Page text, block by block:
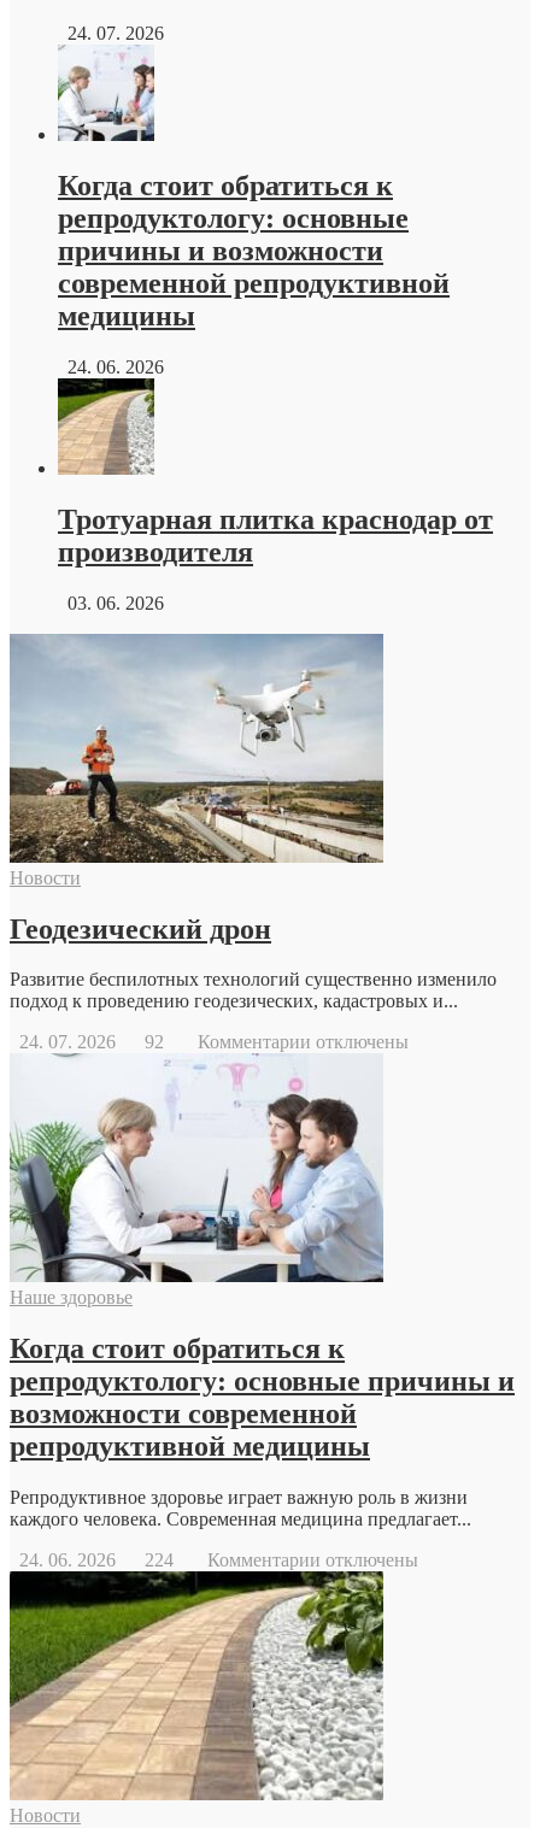
24. 07. 2026
Когда стоит обратиться к
репродуктологу: основные
причины и возможности
современной репродуктивной
медицины
24. 06. 2026
Тротуарная плитка краснодар от
производителя
03. 06. 2026
Новости
Геодезический дрон
Развитие беспилотных технологий существенно изменило
подход к проведению геодезических, кадастровых и...
24. 07. 2026
92 Комментарии к
дрон
отключены
Наше здоровье
Когда стоит обратиться к
репродуктологу: основные причины и
возможности современной
репродуктивной медицины
Репродуктивное здоровье играет важную роль в жизни
каждого человека. Современная медицина предлагает...
24. 06. 2026
224 Комментарии к
записи
Когда
стоит
обратиться
к
репродуктологу:
основные
причины
и
возможности
современной
отключены
Новости